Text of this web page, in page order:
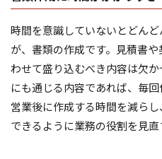
時間を意識していないとどん
が、書類の作成です。見積書
わせて盛り込むべき内容は欠
にも通じる内容であれば、毎
営業後に作成する時間を減ら
できるように業務の役割を見直